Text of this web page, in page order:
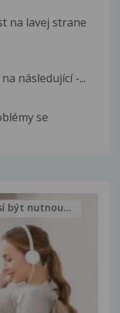
na lavej strane
následující -...
se
být nutnou...